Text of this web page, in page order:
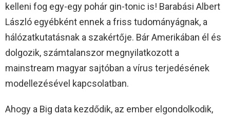
kelleni fog egy-egy pohár gin-tonic is! Barabási Albert
László egyébként ennek a friss tudományágnak, a
hálózatkutatásnak a szakértője. Bár Amerikában él és
dolgozik, számtalanszor megnyilatkozott a
mainstream magyar sajtóban a vírus terjedésének
modellezésével kapcsolatban.
Ahogy a Big data kezdődik, az ember elgondolkodik,